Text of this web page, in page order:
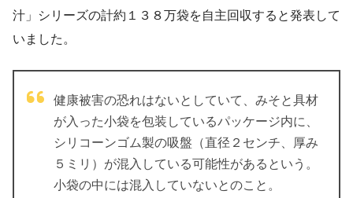
汁」シリーズの計約１３８万袋を自主回収すると発表して
いました。
健康被害の恐れはないとしていて、みそと具材
が入った小袋を包装しているパッケージ内に、
シリコーンゴム製の吸盤（直径２センチ、厚み
５ミリ）が混入している可能性があるという。
小袋の中には混入していないとのこと。